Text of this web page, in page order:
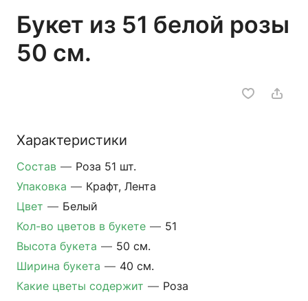
Букет из 51 белой розы
50 см.
Характеристики
Состав — Роза 51 шт.
Упаковка — Крафт, Лента
Цвет — Белый
Кол-во цветов в букете — 51
Высота букета — 50 см.
Ширина букета — 40 см.
Какие цветы содержит — Роза